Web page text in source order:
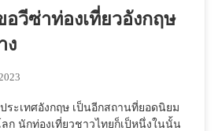
วีซ่าท่องเที่ยวอังกฤษ
ง
ะเทศอังกฤษ เป็นอีกสถานที่ยอดนิยม
ก นักท่องเที่ยวชาวไทยก็เป็หนึ่งในนั้น